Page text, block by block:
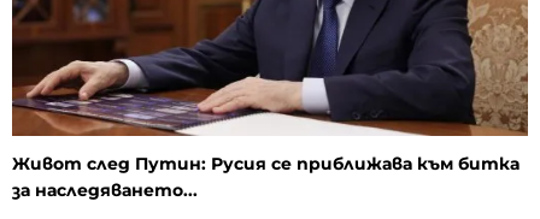
Живот след Путин: Русия се приближава към битка
за наследяването...